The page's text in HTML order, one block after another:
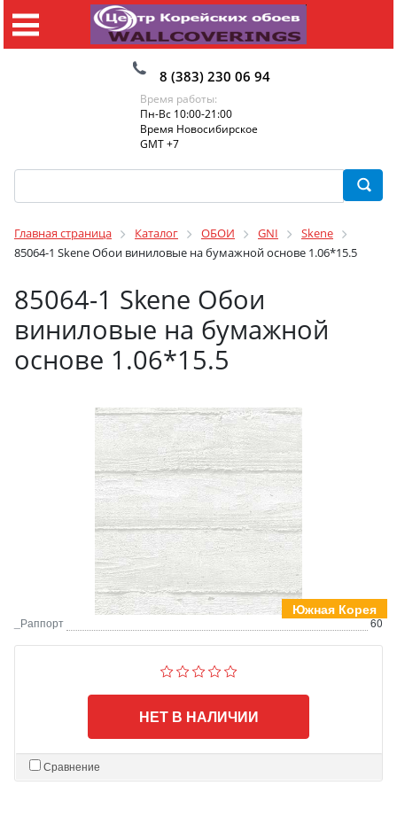
8 (383) 230 06 94
Время работы:
Пн-Вс 10:00-21:00
Время Новосибирское
GMT +7
Главная страница Каталог ОБОИ GNI
Skene
85064-1 Skene Обои виниловые на бумажной основе 1.06*15.5
85064-1 Skene Обои
виниловые на бумажной
основе 1.06*15.5
Южная Корея
_Раппорт 60
НЕТ В НАЛИЧИИ
Сравнение